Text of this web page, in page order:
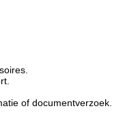
of documentverzoek.